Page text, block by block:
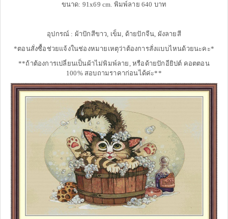
ขนาด: 91x69 cm. พิมพ์ลาย 640 บาท
อุปกรณ์ : ผ้าปักสีขาว, เข็ม, ด้ายปักจีน, ผังลายสี
*ตอนสั่งซื้อช่วยแจ้งในช่องหมายเหตุว่าต้องการสั่งแบบไหนด้วยนะคะ*
**ถ้าต้องการเปลี่ยนเป็นผ้าไม่พิมพ์ลาย, หรือด้ายปักอียิปต์ คอตตอน
100% สอบถามราคาก่อนได้ค่ะ**